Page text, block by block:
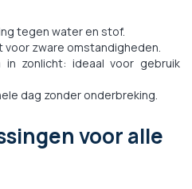
tegen water en stof.
zware omstandigheden.
in zonlicht: ideaal voor gebruik
dag zonder onderbreking.
voor alle